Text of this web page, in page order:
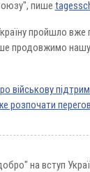
пише
пройшло вже
продовжимо нашу
військову
розпочати
на вступ